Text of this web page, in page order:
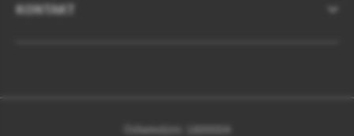
KONTAKT
Odwiedzin: 1800004